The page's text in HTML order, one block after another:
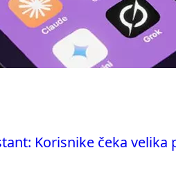
Korisnike čeka velika